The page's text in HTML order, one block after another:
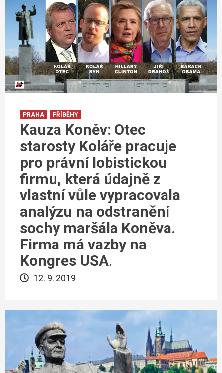
PRAHA PŘÍBĚHY
Kauza Koněv: Otec
starosty Koláře pracuje
pro právní lobistickou
firmu, která údajně z
vlastní vůle vypracovala
analýzu na odstranění
sochy maršála Koněva.
Firma má vazby na
Kongres USA.
12. 9. 2019